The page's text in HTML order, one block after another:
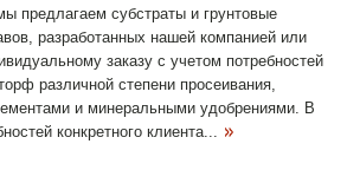
предлагаем субстраты и грунтовые
разработанных нашей компанией или
заказу с учетом потребностей
различной степени просеивания,
и минеральными удобрениями. В
конкретного клиента...